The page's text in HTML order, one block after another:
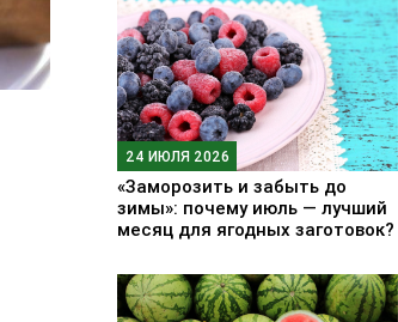
24 ИЮЛЯ 2026
«Заморозить и забыть до
зимы»: почему июль — лучший
месяц для ягодных заготовок?